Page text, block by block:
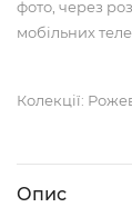
фото, через
мобільних
Колекції:
Опис